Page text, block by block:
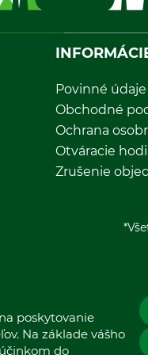
Povinné údaje
Obchodné
Ochrana
Otváracie
Zrušenie
poskytovanie
Na základe vášho
do